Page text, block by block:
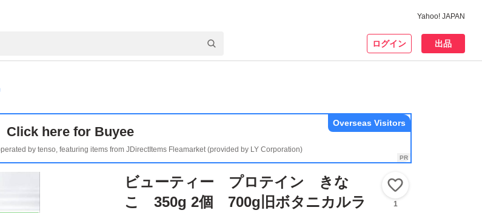
Yahoo! JAPAN
ログイン 出品
Click here for Buyee
by tenso, featuring items from JDirectItems Fleamarket (provided by LY Corporation)
Overseas Visitors
ビューティー プロテイン きな
こ 350g 2個 700g旧ボタニカルラ
1